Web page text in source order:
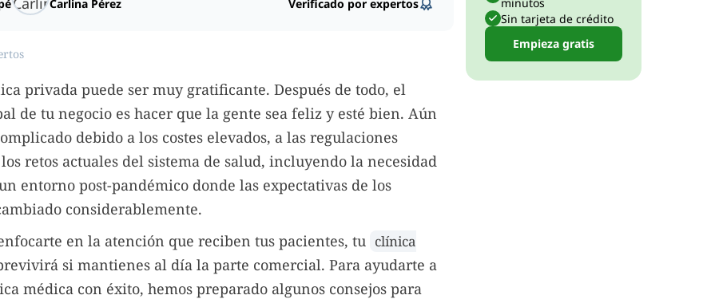
Carlina Pérez
Verificado por expertos
privada puede ser muy gratificante. Después de todo, el
de tu negocio es hacer que la gente sea feliz y esté bien. Aún
debido a los costes elevados, a las regulaciones
retos actuales del sistema de salud, incluyendo la necesidad
entorno post-pandémico donde las expectativas de los
considerablemente.
en la atención que reciben tus pacientes, tu clínica
si mantienes al día la parte comercial. Para ayudarte a
médica con éxito, hemos preparado algunos consejos para
Sin tarjeta de crédito
Empieza gratis